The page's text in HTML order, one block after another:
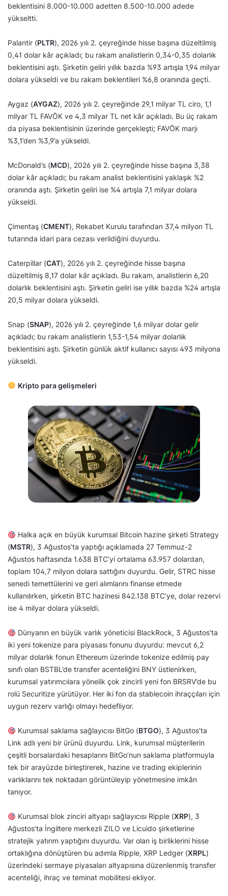
beklentisini 8.000-10.000 adetten 8.500-10.000 adede
yükseltti.
Palantir (PLTR), 2026 yılı 2. çeyreğinde hisse başına düzeltilmiş
0,41 dolar kâr açıkladı; bu rakam analistlerin 0,34-0,35 dolarlık
beklentisini aştı. Şirketin geliri yıllık bazda %93 artışla 1,94 milyar
dolara yükseldi ve bu rakam beklentileri %6,8 oranında geçti.
Aygaz (AYGAZ), 2026 yılı 2. çeyreğinde 29,1 milyar TL ciro, 1,1
milyar TL FAVÖK ve 4,3 milyar TL net kâr açıkladı. Bu üç rakam
da piyasa beklentisinin üzerinde gerçekleşti; FAVÖK marjı
%3,1’den %3,9’a yükseldi.
McDonald’s (MCD), 2026 yılı 2. çeyreğinde hisse başına 3,38
dolar kâr açıkladı; bu rakam analist beklentisini yaklaşık %2
oranında aştı. Şirketin geliri ise %4 artışla 7,1 milyar dolara
yükseldi.
Çimentaş (CMENT), Rekabet Kurulu tarafından 37,4 milyon TL
tutarında idari para cezası verildiğini duyurdu.
Caterpillar (CAT), 2026 yılı 2. çeyreğinde hisse başına
düzeltilmiş 8,17 dolar kâr açıkladı. Bu rakam, analistlerin 6,20
dolarlık beklentisini aştı. Şirketin geliri ise yıllık bazda %24 artışla
20,5 milyar dolara yükseldi.
Snap (SNAP), 2026 yılı 2. çeyreğinde 1,6 milyar dolar gelir
açıkladı; bu rakam analistlerin 1,53-1,54 milyar dolarlık
beklentisini aştı. Şirketin günlük aktif kullanıcı sayısı 493 milyona
yükseldi.
Kripto para gelişmeleri
Halka açık en büyük kurumsal Bitcoin hazine şirketi Strategy
(MSTR), 3 Ağustos’ta yaptığı açıklamada 27 Temmuz-2
Ağustos haftasında 1.638 BTC’yi ortalama 63.957 dolardan,
toplam 104,7 milyon dolara sattığını duyurdu. Gelir, STRC hisse
senedi temettülerini ve geri alımlarını finanse etmede
kullanılırken, şirketin BTC hazinesi 842.138 BTC’ye, dolar rezervi
ise 4 milyar dolara yükseldi.
Dünyanın en büyük varlık yöneticisi BlackRock, 3 Ağustos’ta
iki yeni tokenize para piyasası fonunu duyurdu: mevcut 6,2
milyar dolarlık fonun Ethereum üzerinde tokenize edilmiş pay
sınıfı olan BSTBL’de transfer acenteliğini BNY üstlenirken,
kurumsal yatırımcılara yönelik çok zincirli yeni fon BRSRV’de bu
rolü Securitize yürütüyor. Her iki fon da stablecoin ihraççıları için
uygun rezerv varlığı olmayı hedefliyor.
Kurumsal saklama sağlayıcısı BitGo (BTGO), 3 Ağustos’ta
Link adlı yeni bir ürünü duyurdu. Link, kurumsal müşterilerin
çeşitli borsalardaki hesaplarını BitGo’nun saklama platformuyla
tek bir arayüzde birleştirerek, hazine ve trading ekiplerinin
varlıklarını tek noktadan görüntüleyip yönetmesine imkân
tanıyor.
Kurumsal blok zinciri altyapı sağlayıcısı Ripple (XRP), 3
Ağustos’ta İngiltere merkezli ZILO ve Licuido şirketlerine
stratejik yatırım yaptığını duyurdu. Var olan iş birliklerini hisse
ortaklığına dönüştüren bu adımla Ripple, XRP Ledger (XRPL)
üzerindeki sermaye piyasaları altyapısına düzenlenmiş transfer
acenteliği, ihraç ve teminat mobilitesi ekliyor.